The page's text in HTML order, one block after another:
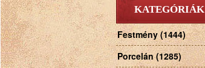
KATEGÓRIÁK
Festmény (1444)
Porcelán (1285)